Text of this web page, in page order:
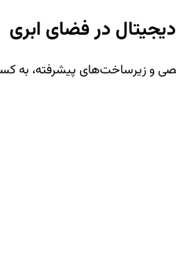
در فضای ابری
و زیرساخت‌های پیشرفته، به